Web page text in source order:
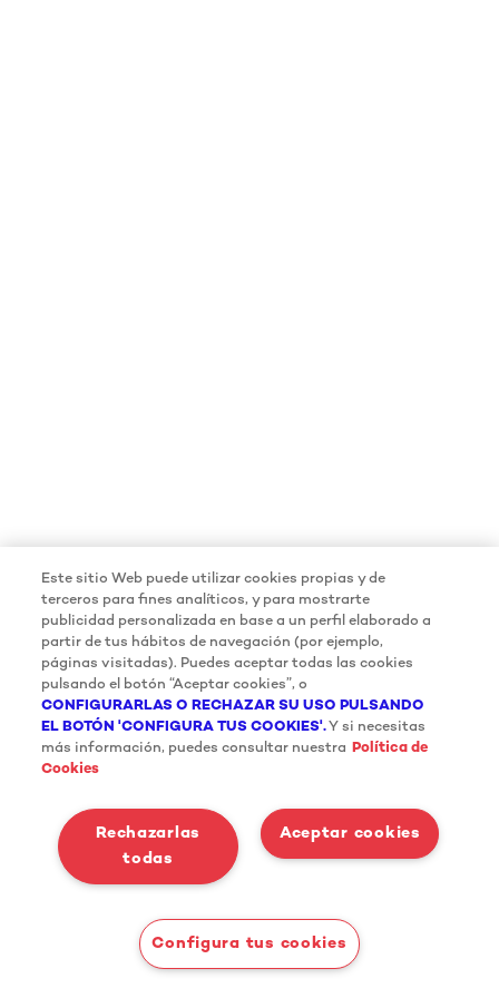
Este sitio Web puede utilizar cookies propias y de
terceros para fines analíticos, y para mostrarte
publicidad personalizada en base a un perfil elaborado a
partir de tus hábitos de navegación (por ejemplo,
páginas visitadas). Puedes aceptar todas las cookies
pulsando el botón “Aceptar cookies”, o
CONFIGURARLAS O RECHAZAR SU USO PULSANDO
EL BOTÓN 'CONFIGURA TUS COOKIES'. Y si necesitas
más información, puedes consultar nuestra Política de
Cookies
Aceptar cookies
Rechazarlas
todas
Configura tus cookies